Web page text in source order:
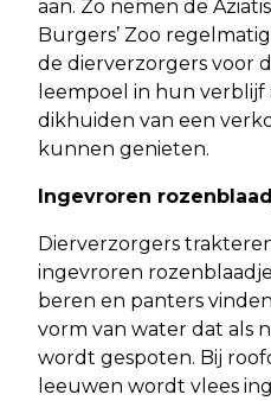
aan. Zo nemen de
Burgers’ Zoo
de dierverzorgers voor
leempoel in hun
dikhuiden van een
kunnen genieten.
Ingevroren
Dierverzorgers
ingevroren rozenblaadjes
beren en panters
vorm van water dat als
wordt gespoten. Bij
leeuwen wordt vlees